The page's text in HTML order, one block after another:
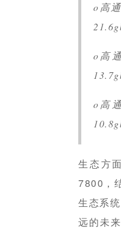
o高
o高
o高
生态方
7800，
生态系
远的未